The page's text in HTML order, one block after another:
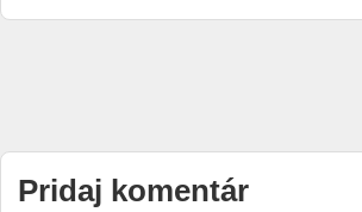
Pridaj komentár